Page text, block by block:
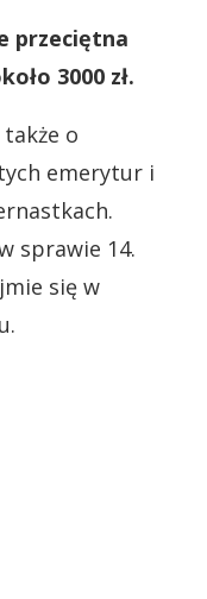
przeciętna
3000 zł.
także o
emerytur i
sprawie 14.
się w